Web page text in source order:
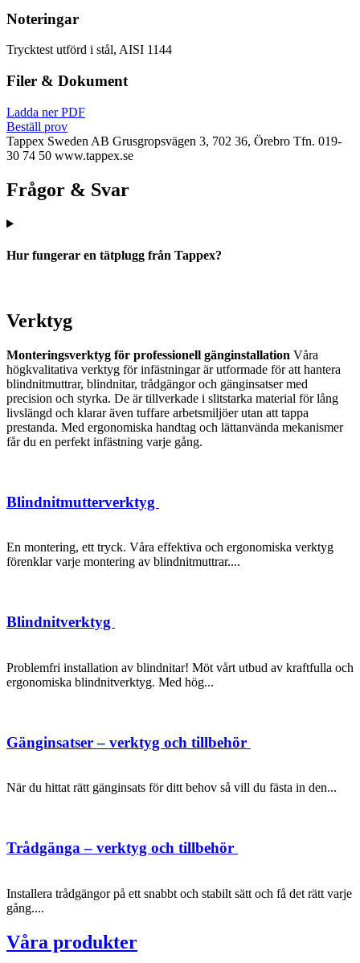
Noteringar
Trycktest utförd i stål, AISI 1144
Filer & Dokument
Ladda ner PDF
Beställ prov
Tappex Sweden AB Grusgropsvägen 3, 702 36, Örebro Tfn. 019-
30 74 50 www.tappex.se
Frågor & Svar
Hur fungerar en tätplugg från Tappex?
Verktyg
Monteringsverktyg för professionell gänginstallation Våra
högkvalitativa verktyg för infästningar är utformade för att hantera
blindnitmuttrar, blindnitar, trådgängor och gänginsatser med
precision och styrka. De är tillverkade i slitstarka material för lång
livslängd och klarar även tuffare arbetsmiljöer utan att tappa
prestanda. Med ergonomiska handtag och lättanvända mekanismer
får du en perfekt infästning varje gång.
Blindnitmutterverktyg
En montering, ett tryck. Våra effektiva och ergonomiska verktyg
förenklar varje montering av blindnitmuttrar....
Blindnitverktyg
Problemfri installation av blindnitar! Möt vårt utbud av kraftfulla och
ergonomiska blindnitverktyg. Med hög...
Gänginsatser – verktyg och tillbehör
När du hittat rätt gänginsats för ditt behov så vill du fästa in den...
Trådgänga – verktyg och tillbehör
Installera trådgängor på ett snabbt och stabilt sätt och få det rätt varje
gång....
Våra produkter